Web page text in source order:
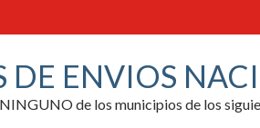
ENVIOS
de los municipios de los